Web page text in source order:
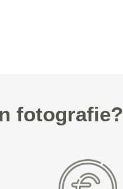
fotografie?